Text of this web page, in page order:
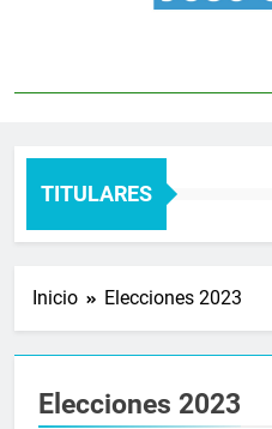
TITULARES
Inicio Elecciones 2023
Elecciones 2023